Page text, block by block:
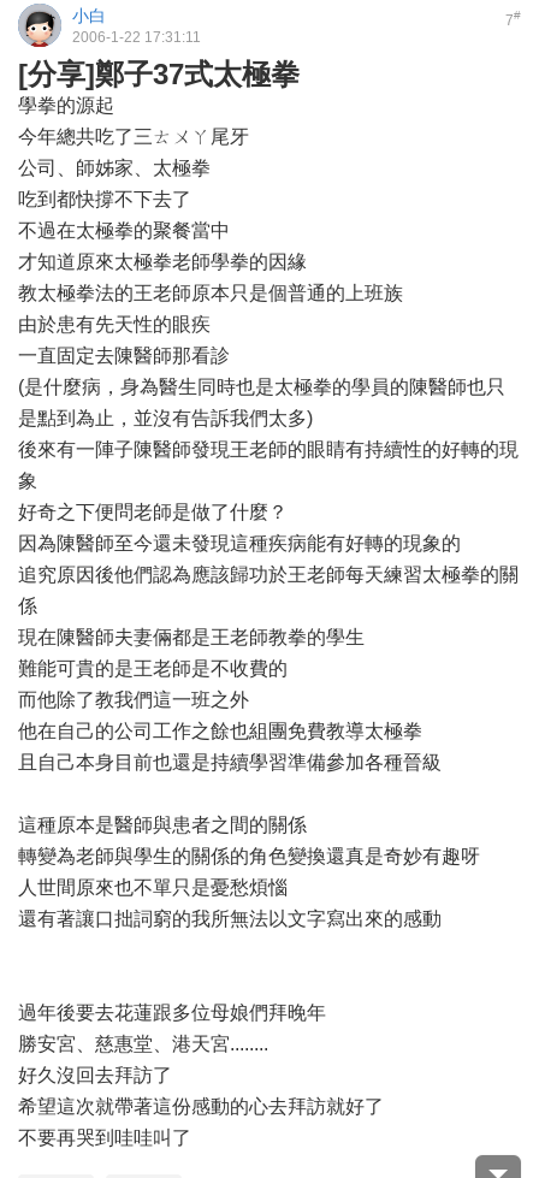
7#
小白
2006-1-22 17:31:11
[分享]鄭子37式太極拳
學拳的源起
今年總共吃了三ㄊㄨㄚ尾牙
公司、師姊家、太極拳
吃到都快撐不下去了
不過在太極拳的聚餐當中
才知道原來太極拳老師學拳的因緣
教太極拳法的王老師原本只是個普通的上班族
由於患有先天性的眼疾
一直固定去陳醫師那看診
(是什麼病，身為醫生同時也是太極拳的學員的陳醫師也只
是點到為止，並沒有告訴我們太多)
後來有一陣子陳醫師發現王老師的眼睛有持續性的好轉的現
象
好奇之下便問老師是做了什麼？
因為陳醫師至今還未發現這種疾病能有好轉的現象的
追究原因後他們認為應該歸功於王老師每天練習太極拳的關
係
現在陳醫師夫妻倆都是王老師教拳的學生
難能可貴的是王老師是不收費的
而他除了教我們這一班之外
他在自己的公司工作之餘也組團免費教導太極拳
且自己本身目前也還是持續學習準備參加各種晉級
這種原本是醫師與患者之間的關係
轉變為老師與學生的關係的角色變換還真是奇妙有趣呀
人世間原來也不單只是憂愁煩惱
還有著讓口拙詞窮的我所無法以文字寫出來的感動
過年後要去花蓮跟多位母娘們拜晚年
勝安宮、慈惠堂、港天宮........
好久沒回去拜訪了
希望這次就帶著這份感動的心去拜訪就好了
不要再哭到哇哇叫了